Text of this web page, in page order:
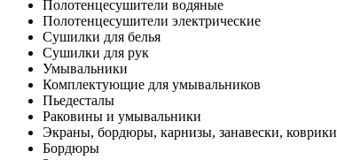
Полотенцесушители водяные
Полотенцесушители электрические
Сушилки для белья
Сушилки для рук
Умывальники
Комплектующие для умывальников
Пьедесталы
Раковины и умывальники
Экраны, бордюры, карнизы, занавески, коврики
Бордюры